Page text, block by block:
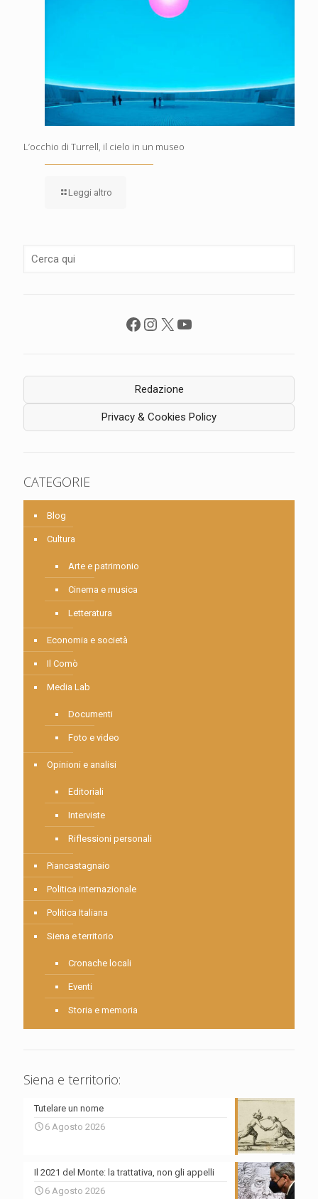
L’occhio di Turrell, il cielo in un museo
Leggi altro
Facebook
Instagram
X YouTube
Redazione
Privacy & Cookies Policy
CATEGORIE
Blog
Cultura
Arte e patrimonio
Cinema e musica
Letteratura
Economia e società
Il Comò
Media Lab
Documenti
Foto e video
Opinioni e analisi
Editoriali
Interviste
Riflessioni personali
Piancastagnaio
Politica internazionale
Politica Italiana
Siena e territorio
Cronache locali
Eventi
Storia e memoria
Siena e territorio:
Tutelare un nome
6 Agosto 2026
Il 2021 del Monte: la trattativa, non gli appelli
6 Agosto 2026